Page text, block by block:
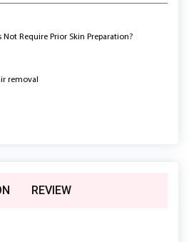
Require Prior Skin Preparation?
removal
REVIEW